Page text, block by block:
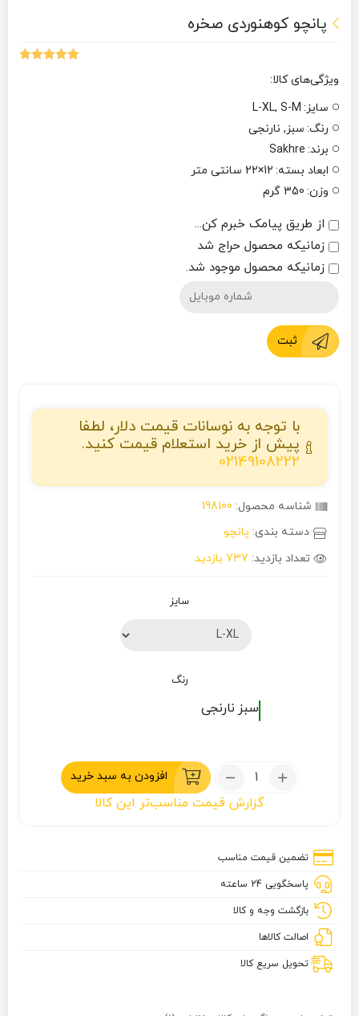
پانچو کوهنوردی صخره
ویژگی‌های کالا:
سایز: L-XL, S-M
رنگ: سبز, نارنجی
برند: Sakhre
ابعاد بسته: 12×22 سانتی متر
وزن: 350 گرم
از طریق پیامک خبرم کن...
زمانیکه محصول حراج شد
زمانیکه محصول موجود شد.
ثبت
با توجه به نوسانات قیمت دلار، لطفا
پیش از خرید استعلام قیمت کنید.
02149108222
شناسه محصول: 198100
دسته بندی: پانچو
تعداد بازدید: 737 بازدید
سایز
رنگ
سبز نارنجی
تعداد:
کوهنوردی
افزودن به سبد خرید
گزارش قیمت مناسب‌تر این کالا
تضمین قیمت مناسب
پاسخگویی 24 ساعته
بازگشت وجه و کالا
اصالت کالاها
تحویل سریع کالا